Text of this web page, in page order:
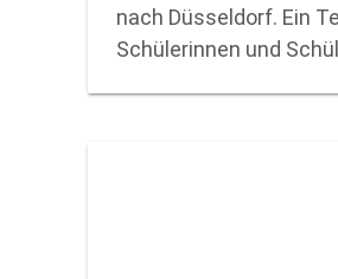
nach Düsseldorf. Ein
Schülerinnen und